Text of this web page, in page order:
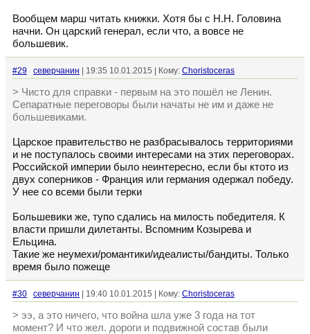
Вообщем марш читать книжки. Хотя бы с Н.Н. Головина
начни. Он царский генерал, если что, а вовсе не
большевик.
#29 северчанин | 19:35 10.01.2015 | Кому: Choristoceras
> Чисто для справки - первым на это пошёл не Ленин.
Сепаратные переговоры были начаты не им и даже не
большевиками.
Царское правительство не разбрасывалось территориями
и не поступалось своими интересами на этих переговорах.
Российской империи было неинтересно, если бы ктото из
двух соперников - Франция или германия одержал победу.
У нее со всеми были терки
Большевики же, тупо сдались на милость победителя. К
власти пришли дилетанты. Вспомним Козырева и
Ельцина.
Такие же неумехи/романтики/идеалисты/бандиты. Только
время было пожеще
#30 северчанин | 19:40 10.01.2015 | Кому: Choristoceras
> ээ, а это ничего, что война шла уже 3 года на тот
момент? И что жел. дороги и подвижной состав были